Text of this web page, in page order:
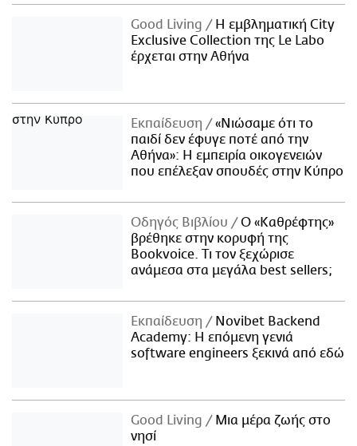
Good Living
Η εμβληματική City
Exclusive Collection της Le Labo
έρχεται στην Αθήνα
Εκπαίδευση
«Νιώσαμε ότι το
παιδί δεν έφυγε ποτέ από την
Αθήνα»: Η εμπειρία οικογενειών
που επέλεξαν σπουδές στην Κύπρο
Οδηγός Βιβλίου
Ο «Καθρέφτης»
βρέθηκε στην κορυφή της
Bookvoice. Τι τον ξεχώρισε
ανάμεσα στα μεγάλα best sellers;
Εκπαίδευση
Novibet Backend
Academy: Η επόμενη γενιά
software engineers ξεκινά από εδώ
Good Living
Μια μέρα ζωής στο
νησί